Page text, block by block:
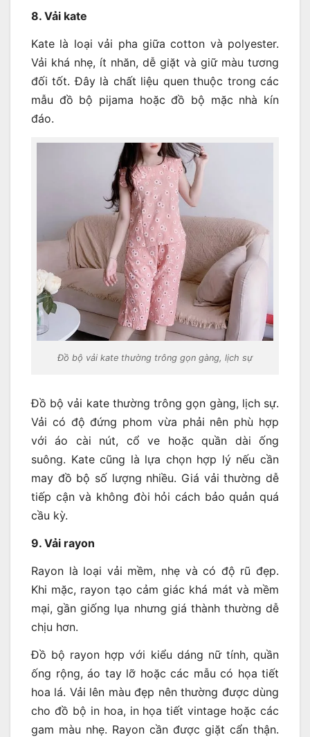
8. Vải kate
Kate là loại vải pha giữa cotton và polyester.
Vải khá nhẹ, ít nhăn, dễ giặt và giữ màu tương
đối tốt. Đây là chất liệu quen thuộc trong các
mẫu đồ bộ pijama hoặc đồ bộ mặc nhà kín
đáo.
Đồ bộ vải kate thường trông gọn gàng, lịch sự
Đồ bộ vải kate thường trông gọn gàng, lịch sự.
Vải có độ đứng phom vừa phải nên phù hợp
với áo cài nút, cổ ve hoặc quần dài ống
suông. Kate cũng là lựa chọn hợp lý nếu cần
may đồ bộ số lượng nhiều. Giá vải thường dễ
tiếp cận và không đòi hỏi cách bảo quản quá
cầu kỳ.
9. Vải rayon
Rayon là loại vải mềm, nhẹ và có độ rũ đẹp.
Khi mặc, rayon tạo cảm giác khá mát và mềm
mại, gần giống lụa nhưng giá thành thường dễ
chịu hơn.
Đồ bộ rayon hợp với kiểu dáng nữ tính, quần
ống rộng, áo tay lỡ hoặc các mẫu có họa tiết
hoa lá. Vải lên màu đẹp nên thường được dùng
cho đồ bộ in hoa, in họa tiết vintage hoặc các
gam màu nhẹ. Rayon cần được giặt cẩn thận.